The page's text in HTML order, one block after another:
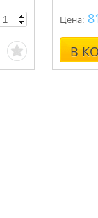
Цена:
В